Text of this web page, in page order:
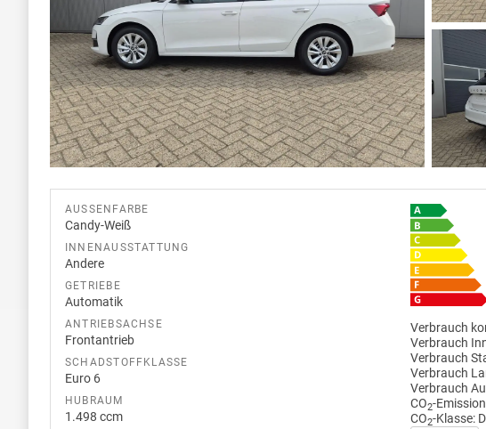
AUSSENFARBE
Candy-Weiß
INNENAUSSTATTUNG
Andere
GETRIEBE
Automatik
ANTRIEBSACHSE
Frontantrieb
SCHADSTOFFKLASSE
Euro 6
HUBRAUM
1.498 ccm
Verbrauch
Verbrauch
Verbrauch
Verbrauch
Verbrauch
CO2-
CO2-Klasse: D